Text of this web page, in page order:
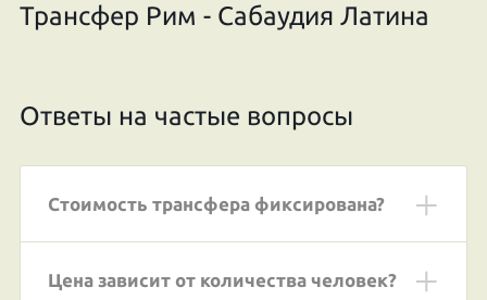
Трансфер Рим - Сабаудия Латина
Ответы на частые вопросы
Стоимость трансфера фиксирована?
Цена зависит от количества человек?